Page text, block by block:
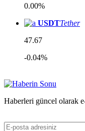
0.00%
USDTTether
47.67
-0.04%
Haberleri güncel olarak